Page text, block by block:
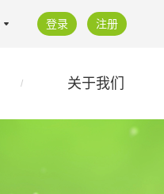
登录 注册
关于我们